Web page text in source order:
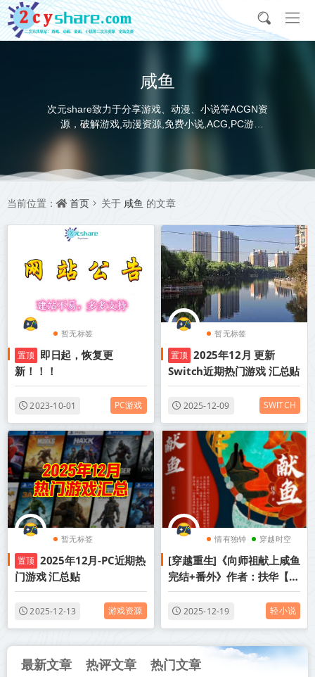
咸鱼
次元share致力于分享游戏、动漫、小说等ACGN资
源，破解游戏,动漫资源,免费小说,ACG,PC游
戏,switch游戏,金手指，动画电影,动画片,全本小说,
并提供网盘下载
当前位置： 首页 关于 咸鱼 的文章
暂无标签
置顶 即日起，恢复更
新！！！
2023-10-01 PC游戏
暂无标签
置顶 2025年12月 更新
Switch近期热门游戏 汇总贴
2025-12-09 SWITCH
暂无标签
置顶 2025年12月-PC近期热
门游戏 汇总贴
2025-12-13 游戏资源
情有独钟 穿越时空
甜文
[穿越重生]《向师祖献上咸鱼
完结+番外》作者：扶华【完
结】丨小说资源百度网盘免
费txt下载
2025-12-19 轻小说
最新文章 热评文章 热门文章